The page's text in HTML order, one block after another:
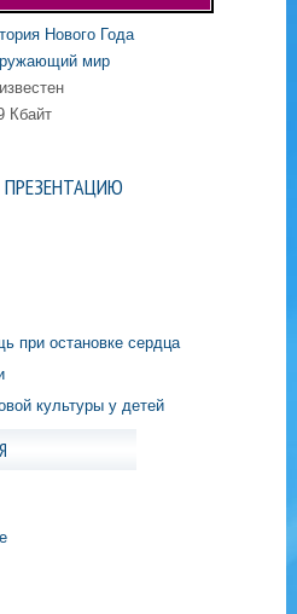
Нового Года
мир
Кбайт
ПРЕЗЕНТАЦИЮ
при остановке сердца
культуры у детей